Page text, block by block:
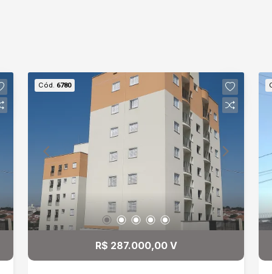
Cód. 6780
R$ 287.000,00 V